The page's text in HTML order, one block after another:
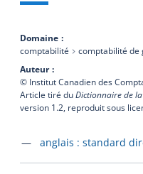
Domaine
comptabilité
comptabilité de
Auteur
© Institut Canadien des
Article tiré duDictionnaire de
version 1.2, reproduit sous
Accéder à la fiche en
anglais : standard